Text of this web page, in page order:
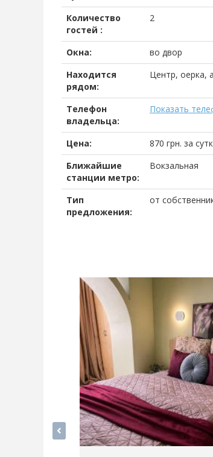
Количество
гостей :
2
Окна:
во двор
Находится
рядом:
Центр, оерка,
Телефон
владельца:
Показать
Цена: 870 грн. за
Ближайшие
станции метро:
Вокзальная
Тип
предложения:
от